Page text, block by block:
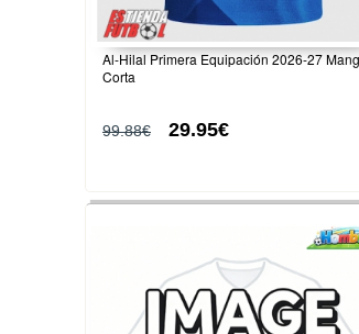
Al-Hilal Primera Equipación 2026-27
Corta
99.88€ 29.95€